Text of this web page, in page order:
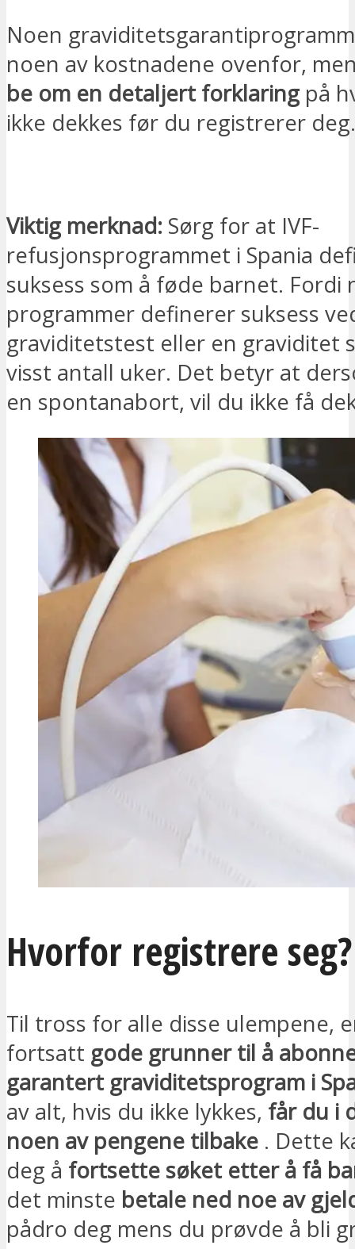
Noen
noen av kostnadene ovenfor,
be om en detaljert forklaringpå
ikke dekkes før du registrerer deg.
Viktig merknad: Sørg for at IVF-
refusjonsprogrammet i Spania
suksess som å føde barnet. Fordi
programmer definerer suksess
graviditetstest eller en graviditet
visst antall uker. Det betyr at
en spontanabort, vil du ikke få
Hvorfor registrere seg?
Til tross for alle disse ulempene,
fortsatt gode grunner til å
garantert graviditetsprogram i
av alt, hvis du ikke lykkes, får du i
noen av pengene tilbake . Dette
deg å fortsette søket etter å få
det minste betale ned noe av
pådro deg mens du prøvde å bli